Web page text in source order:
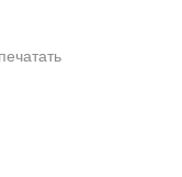
объектив